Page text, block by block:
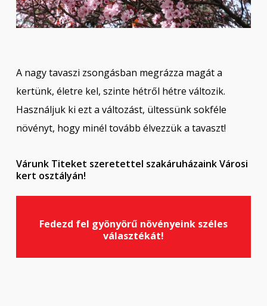
A nagy tavaszi zsongásban megrázza magát a
kertünk, életre kel, szinte hétről hétre változik.
Használjuk ki ezt a változást, ültessünk sokféle
növényt, hogy minél tovább élvezzük a tavaszt!
Várunk Titeket szeretettel szakáruházaink Városi
kert osztályán!
Fedezd fel gyönyörű növényeink széles
választékát!